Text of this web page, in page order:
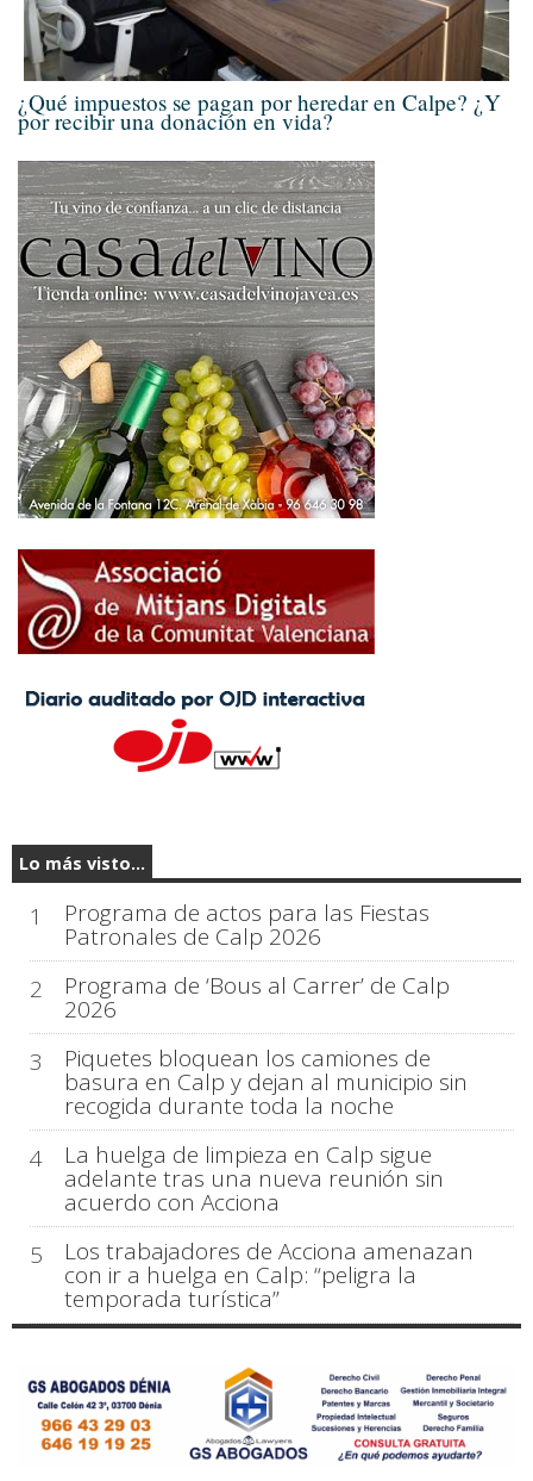
¿Qué impuestos se pagan por heredar en Calpe? ¿Y
por recibir una donación en vida?
Lo más visto...
1 Programa de actos para las Fiestas
Patronales de Calp 2026
2
Programa de ‘Bous al Carrer’ de Calp
2026
3
Piquetes bloquean los camiones de
basura en Calp y dejan al municipio sin
recogida durante toda la noche
4
La huelga de limpieza en Calp sigue
adelante tras una nueva reunión sin
acuerdo con Acciona
5
Los trabajadores de Acciona amenazan
con ir a huelga en Calp: “peligra la
temporada turística”